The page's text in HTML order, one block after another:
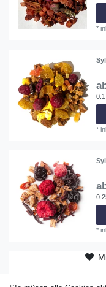
*
0.1
*
*